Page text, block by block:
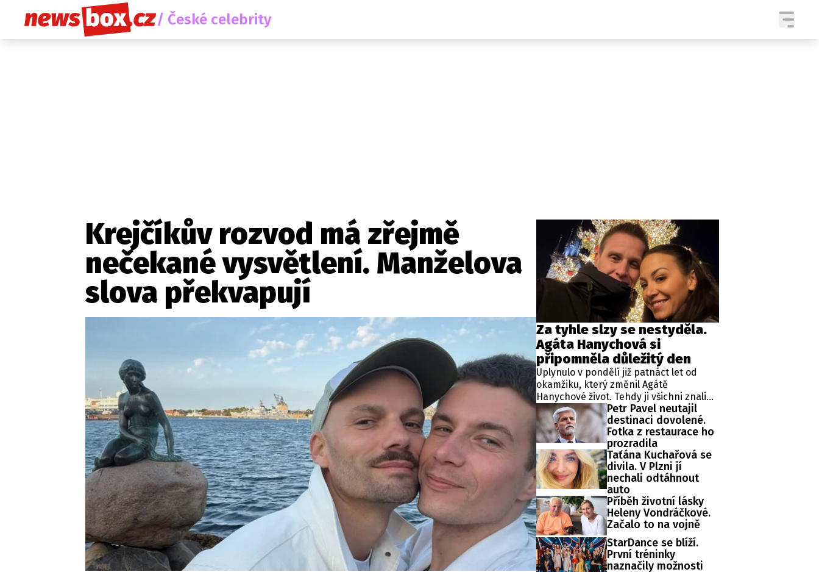
/ České celebrity
Etický kodex Redakce Kontakt Vydavatel Inzerce Osobní údaje / Cookies Volná místa
Provozovatelem serveru newsbox.cz je INCORP MEDIA GROUP s.r.o., IČ: 118 23 054
SLEDUJTE NÁS NA
Zaznamenali jste událost? Máte pro nás důležitou zprávu, příběh, fotografie, videa?
Pošlete nám mail na: redakce@newsbox.cz
Nejlepší z vás odměníme
Krejčíkův rozvod má zřejmě
nečekané vysvětlení. Manželova
slova překvapují
Za tyhle slzy se nestyděla.
Agáta Hanychová si
připomněla důležitý den
Uplynulo v pondělí již patnáct let od
okamžiku, který změnil Agátě
Hanychové život. Tehdy ji všichni znali
jako rebelku ze stránek bulvárních
médií. Jenže v létě 2011 se začal psát
docela jiný životní příběh.
Petr Pavel neutajil
destinaci dovolené.
Fotka z restaurace ho
prozradila
Taťána Kuchařová se
divila. V Plzni jí
nechali odtáhnout
auto
Příběh životní lásky
Heleny Vondráčkové.
Začalo to na vojně
StarDance se blíží.
První tréninky
naznačily možnosti